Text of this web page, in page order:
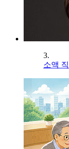
3.
소액